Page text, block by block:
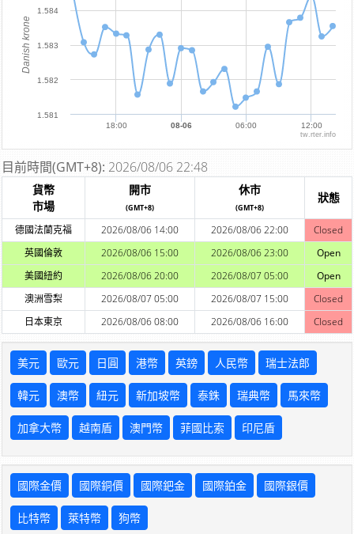
Danish krone
18:00 08-06 06:00 12:00
1.581
1.582
1.583
1.584
tw.rter.info
目前時間(GMT+8): 2026/08/06 22:48
貨幣
市場
開市
(GMT+8)
休市
(GMT+8)
狀態
德國法蘭克福 2026/08/06 14:00 2026/08/06 22:00
Closed
英國倫敦
2026/08/06 15:00 2026/08/06 23:00
Open
美國紐約
2026/08/06 20:00 2026/08/07 05:00
Open
澳洲雪梨
2026/08/07 05:00 2026/08/07 15:00
Closed
日本東京
2026/08/06 08:00 2026/08/06 16:00 Closed
美元 歐元 日圓 港幣 英鎊 人民幣 瑞士法郎
韓元 澳幣 紐元 新加坡幣 泰銖 瑞典幣 馬來幣
加拿大幣 越南盾 澳門幣 菲國比索 印尼盾
國際金價 國際銅價 國際鈀金 國際鉑金 國際銀價
比特幣 萊特幣 狗幣